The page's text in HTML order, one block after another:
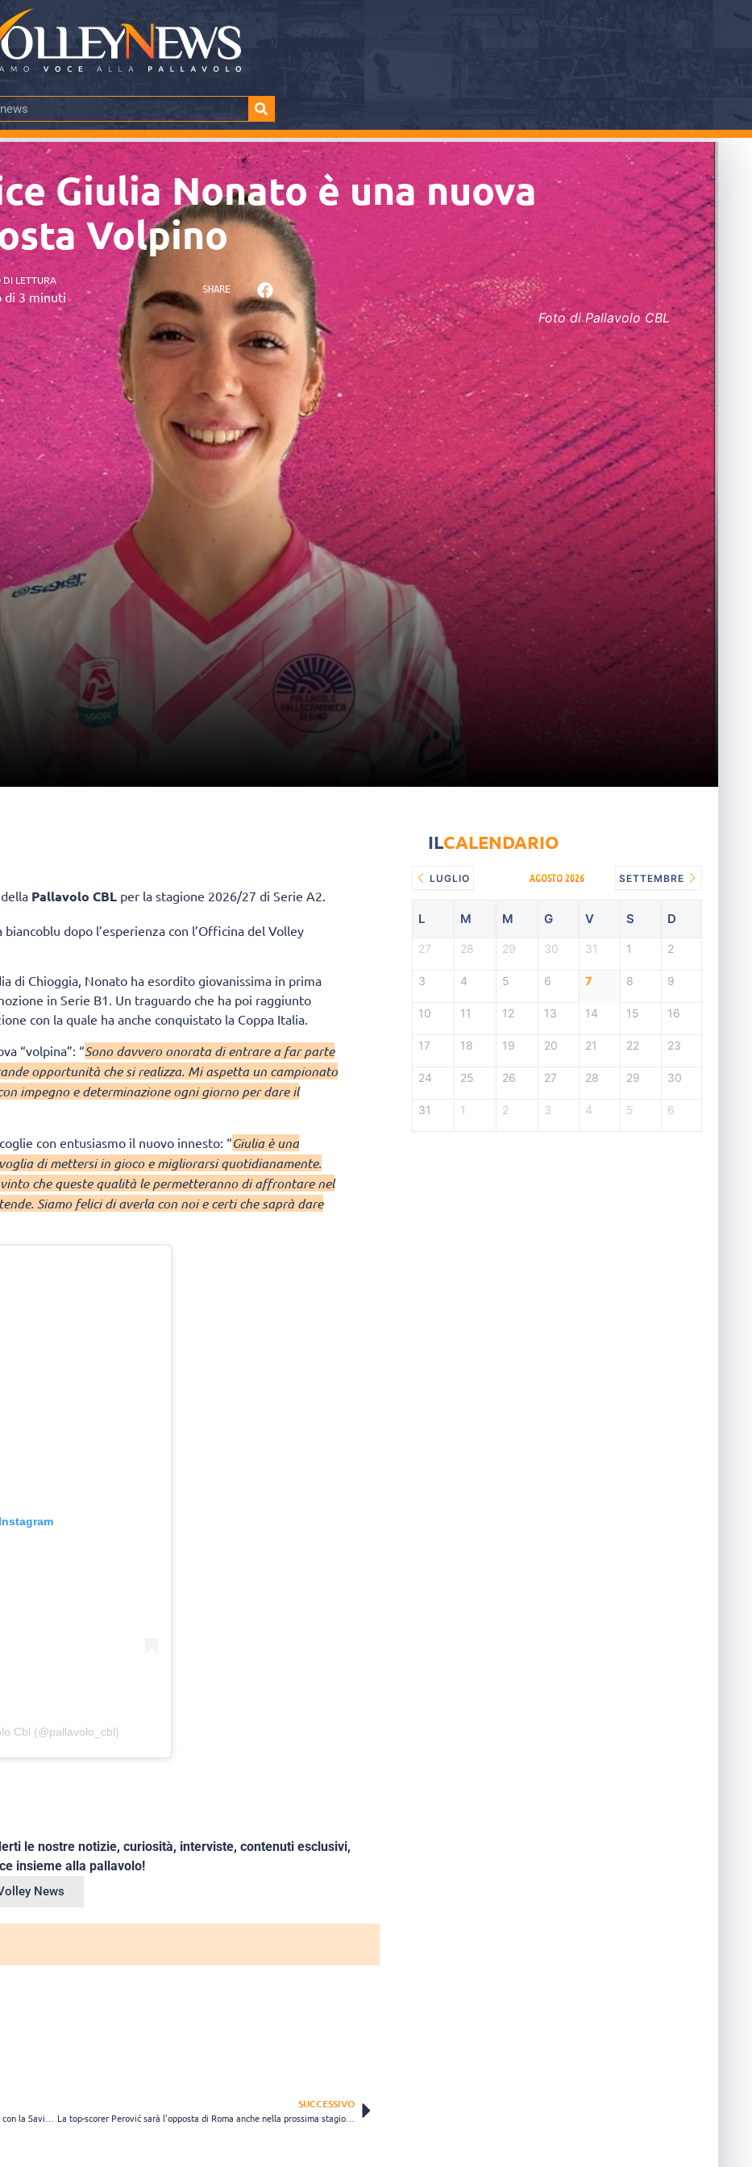
Giulia Nonato è una nuova
Volpino
DI LETTURA
di 3 minuti SHARE
Foto di Pallavolo CBL
Pallavolo CBL per la stagione 2026/27 di Serie A2.
dopo l’esperienza con l’Officina del Volley
di Chioggia, Nonato ha esordito giovanissima in prima
in Serie B1. Un traguardo che ha poi raggiunto
con la quale ha anche conquistato la Coppa Italia.
“volpina”: “Sono davvero onorata di entrare a far parte
opportunità che si realizza. Mi aspetta un campionato
impegno e determinazione ogni giorno per dare il
con entusiasmo il nuovo innesto: “Giulia è una
di mettersi in gioco e migliorarsi quotidianamente.
che queste qualità le permetteranno di affrontare nel
Siamo felici di averla con noi e certi che saprà dare
Cbl (@pallavolo_cbl)
le nostre notizie, curiosità, interviste, contenuti esclusivi,
insieme alla pallavolo!
News
Graziani rimane a Scandicci: ufficiale il rinnovo della centrale con la Savino Del Bene
SUCCESSIVO
La top-scorer Perović sarà l’opposta di Roma anche nella prossima stagione
ILCALENDARIO
LUGLIO AGOSTO 2026 SETTEMBRE
L M M G V S D
27 28 29 30 31 1 2
3 4 5 6 7 8 9
10 11 12 13 14 15 16
17 18 19 20 21 22 23
24 25 26 27 28 29 30
31 1 2 3 4 5 6